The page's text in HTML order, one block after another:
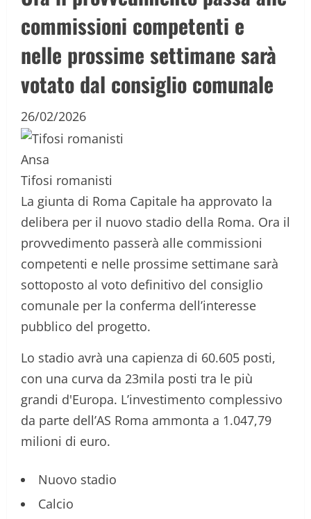
commissioni competenti e
nelle prossime settimane sarà
votato dal consiglio comunale
26/02/2026
Ansa
Tifosi romanisti
La giunta di Roma Capitale ha approvato la
delibera per il nuovo stadio della Roma. Ora il
provvedimento passerà alle commissioni
competenti e nelle prossime settimane sarà
sottoposto al voto definitivo del consiglio
comunale per la conferma dell’interesse
pubblico del progetto.
Lo stadio avrà una capienza di 60.605 posti,
con una curva da 23mila posti tra le più
grandi d'Europa. L’investimento complessivo
da parte dell’AS Roma ammonta a 1.047,79
milioni di euro.
Nuovo stadio
Calcio